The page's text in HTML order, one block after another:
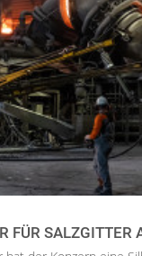
FÜR SALZGITTER